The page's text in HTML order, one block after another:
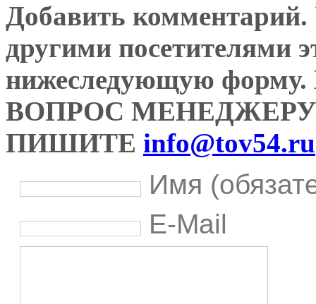
Добавить комментарий.
другими посетителями
нижеследующую
ВОПРОС
ПИШИТЕ info@tov54.ru
Имя
E-Mail